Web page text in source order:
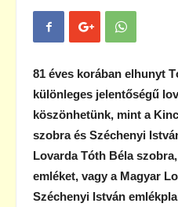
81 éves korában elhunyt
különleges jelentőségű
köszönhetünk, mint a
szobra és Széchenyi
Lovarda Tóth Béla
emléket, vagy a Magyar
Széchenyi István